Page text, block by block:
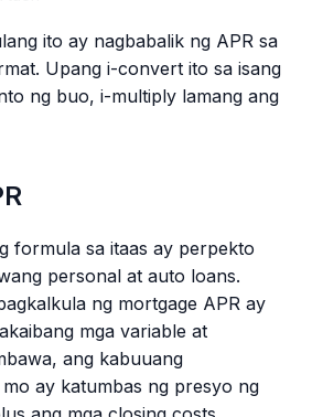
ito ay nagbabalik ng APR sa
Upang i-convert ito sa isang
ng buo, i-multiply lamang ang
formula sa itaas ay perpekto
personal at auto loans.
ng mortgage APR ay
mga variable at
ang kabuuang
ay katumbas ng presyo ng